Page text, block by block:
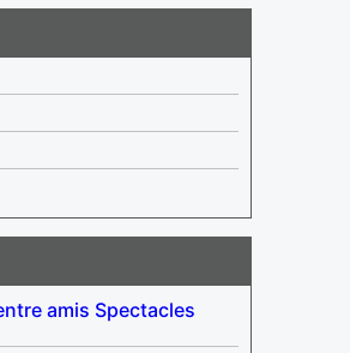
amis Spectacles